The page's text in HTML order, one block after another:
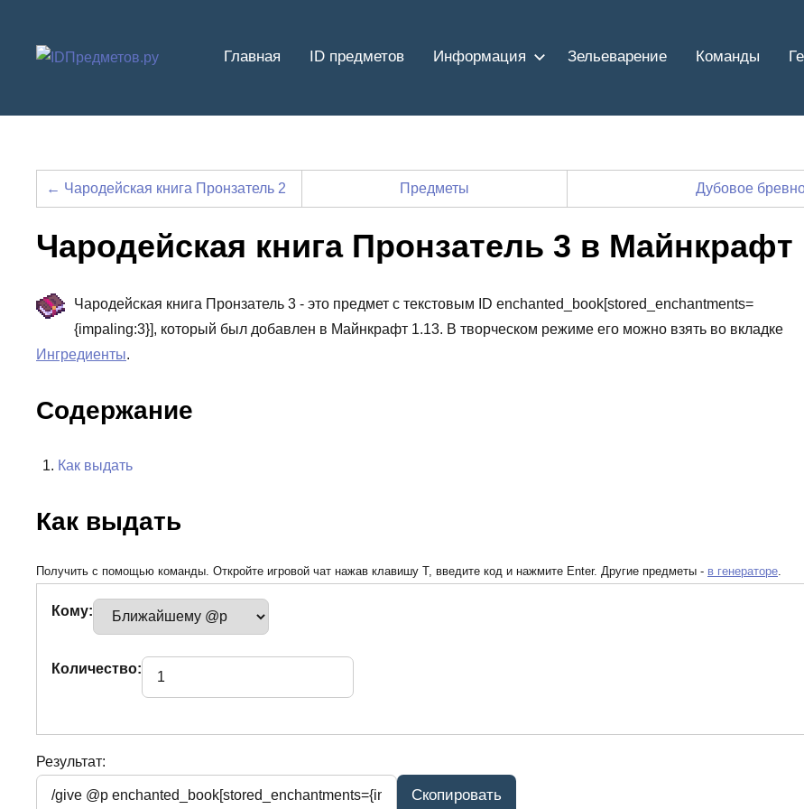
содержимому
Главная ID предметов Информация Зельеварение Команды
← Чародейская книга Пронзатель 2 Предметы Дубовое
Чародейская книга Пронзатель 3 в Майнкрафт
Чародейская книга Пронзатель 3 - это предмет с текстовым ID enchanted_book[stored_enchantments=
{impaling:3}], который был добавлен в Майнкрафт 1.13. В творческом режиме его можно взять во вкладке
Ингредиенты.
Содержание
Как выдать
Как выдать
Получить с помощью команды. Откройте игровой чат нажав клавишу T, введите код и нажмите Enter. Другие предметы - в генераторе
Кому:
Количество:
Результат: